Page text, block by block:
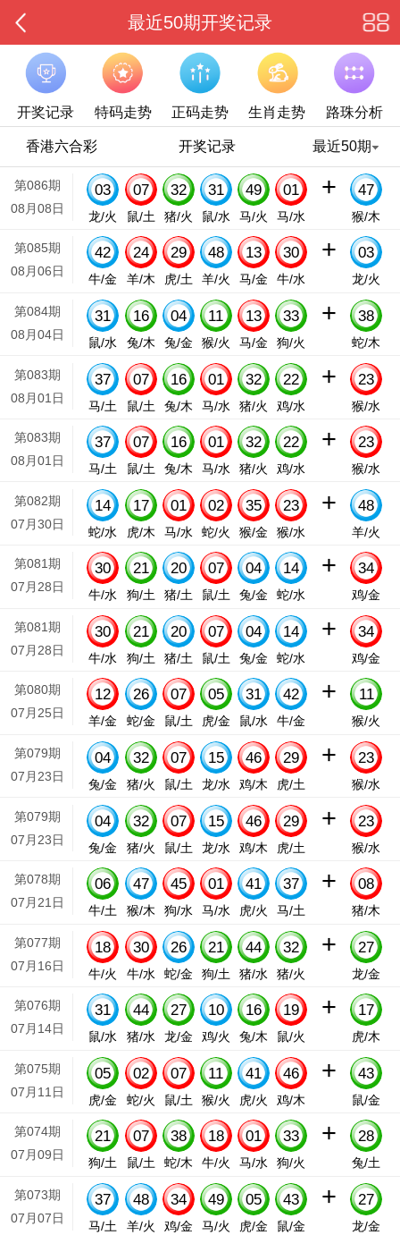
最近50期开奖记录
开奖记录 特码走势 正码走势 生肖走势 路珠分析
香港六合彩 开奖记录 最近50期
第086期
08月08日
03
龙/火
07
鼠/土
32
猪/火
31
鼠/水
49
马/火
01
马/水
+ 47
猴/木
第085期
08月06日
42
牛/金
24
羊/木
29
虎/土
48
羊/火
13
马/金
30
牛/水
+ 03
龙/火
第084期
08月04日
31
鼠/水
16
兔/木
04
兔/金
11
猴/火
13
马/金
33
狗/火
+ 38
蛇/木
第083期
08月01日
37
马/土
07
鼠/土
16
兔/木
01
马/水
32
猪/火
22
鸡/水
+ 23
猴/水
第083期
08月01日
37
马/土
07
鼠/土
16
兔/木
01
马/水
32
猪/火
22
鸡/水
+ 23
猴/水
第082期
07月30日
14
蛇/水
17
虎/木
01
马/水
02
蛇/火
35
猴/金
23
猴/水
+ 48
羊/火
第081期
07月28日
30
牛/水
21
狗/土
20
猪/土
07
鼠/土
04
兔/金
14
蛇/水
+ 34
鸡/金
第081期
07月28日
30
牛/水
21
狗/土
20
猪/土
07
鼠/土
04
兔/金
14
蛇/水
+ 34
鸡/金
第080期
07月25日
12
羊/金
26
蛇/金
07
鼠/土
05
虎/金
31
鼠/水
42
牛/金
+ 11
猴/火
第079期
07月23日
04
兔/金
32
猪/火
07
鼠/土
15
龙/水
46
鸡/木
29
虎/土
+ 23
猴/水
第079期
07月23日
04
兔/金
32
猪/火
07
鼠/土
15
龙/水
46
鸡/木
29
虎/土
+ 23
猴/水
第078期
07月21日
06
牛/土
47
猴/木
45
狗/水
01
马/水
41
虎/火
37
马/土
+ 08
猪/木
第077期
07月16日
18
牛/火
30
牛/水
26
蛇/金
21
狗/土
44
猪/水
32
猪/火
+ 27
龙/金
第076期
07月14日
31
鼠/水
44
猪/水
27
龙/金
10
鸡/火
16
兔/木
19
鼠/火
+ 17
虎/木
第075期
07月11日
05
虎/金
02
蛇/火
07
鼠/土
11
猴/火
41
虎/火
46
鸡/木
+ 43
鼠/金
第074期
07月09日
21
狗/土
07
鼠/土
38
蛇/木
18
牛/火
01
马/水
33
狗/火
+ 28
兔/土
第073期
07月07日
37
马/土
48
羊/火
34
鸡/金
49
马/火
05
虎/金
43
鼠/金
+ 27
龙/金